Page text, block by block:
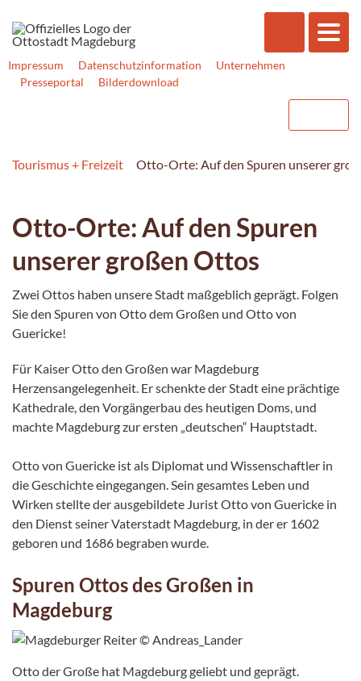
Impressum Datenschutzinformation
Unternehmen
Presseportal
Bilderdownload
Tourismus + Freizeit Otto-Orte: Auf den Spuren unserer
Otto-Orte: Auf den Spuren
unserer großen Ottos
Zwei Ottos haben unsere Stadt maßgeblich geprägt. Folgen
Sie den Spuren von Otto dem Großen und Otto von
Guericke!
Für Kaiser Otto den Großen war Magdeburg
Herzensangelegenheit. Er schenkte der Stadt eine prächtige
Kathedrale, den Vorgängerbau des heutigen Doms, und
machte Magdeburg zur ersten „deutschen“ Hauptstadt.
Otto von Guericke ist als Diplomat und Wissenschaftler in
die Geschichte eingegangen. Sein gesamtes Leben und
Wirken stellte der ausgebildete Jurist Otto von Guericke in
den Dienst seiner Vaterstadt Magdeburg, in der er 1602
geboren und 1686 begraben wurde.
Spuren Ottos des Großen in
Magdeburg
Otto der Große hat Magdeburg geliebt und geprägt.